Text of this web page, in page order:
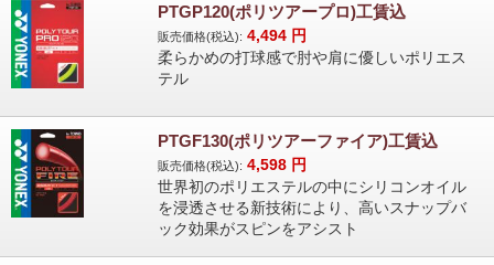
PTGP120(ポリツアープロ)工賃込
販売価格(税込): 4,494 円
柔らかめの打球感で肘や肩に優しいポリエス
テル
PTGF130(ポリツアーファイア)工賃込
販売価格(税込): 4,598 円
世界初のポリエステルの中にシリコンオイル
を浸透させる新技術により、高いスナップバ
ック効果がスピンをアシスト